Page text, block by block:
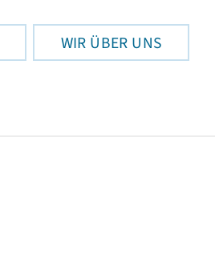
WIR ÜBER UNS